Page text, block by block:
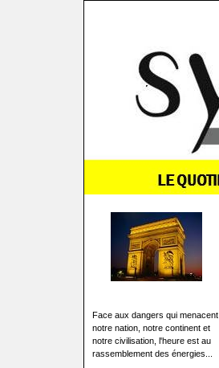
Face aux dangers qui menacent
notre nation, notre continent et
notre civilisation, l'heure est au
rassemblement des énergies...